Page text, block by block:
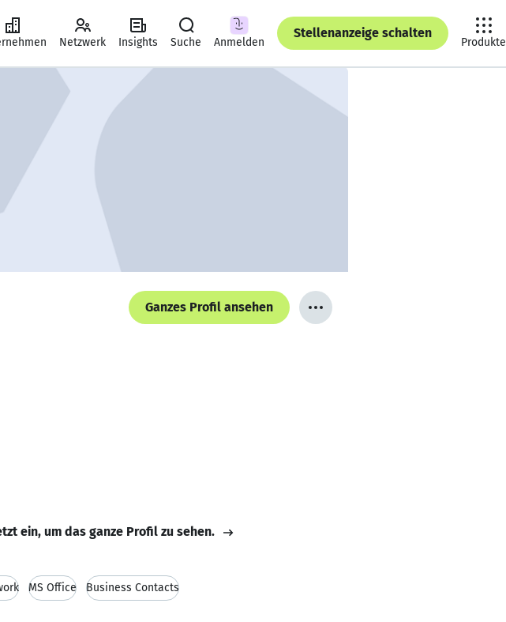
Netzwerk Insights Suche Anmelden
Stellenanzeige schalten
Produkte
Ganzes Profil ansehen
ein, um das ganze Profil zu sehen.
MS Office Business Contacts